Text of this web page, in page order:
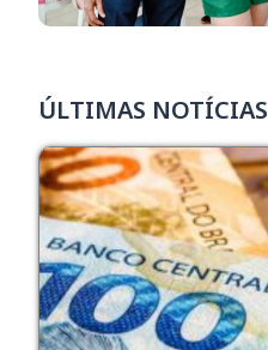
ÚLTIMAS NOTÍCIAS